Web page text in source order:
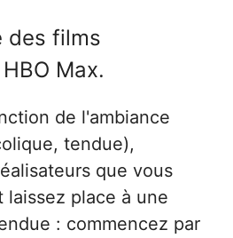
des films
Max.
de l'ambiance
tendue),
que vous
laissez place à une
: commencez par